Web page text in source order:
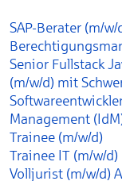
SAP-Berater (m/w/
Senior Fullstack
(m/w/d) mit
Management
Trainee (m/w/d)
Trainee IT (m/w/d)
Volljurist (m/w/d)